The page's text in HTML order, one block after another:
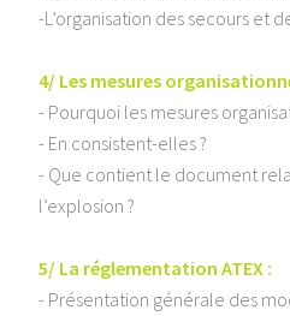
-L’organisation des secours et
4/ Les mesures
- Pourquoi les mesures
- En consistent-elles ?
- Que contient le document
l’explosion ?
5/ La réglementation ATEX :
- Présentation générale des